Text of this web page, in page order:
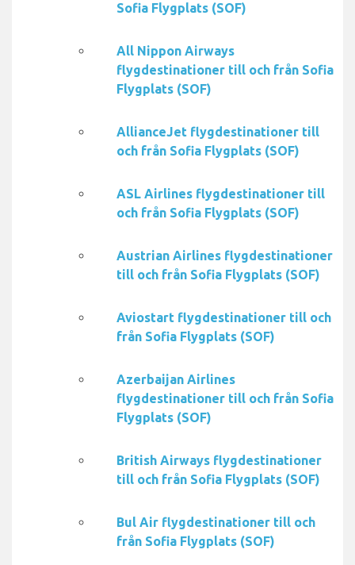
Sofia Flygplats (SOF)
All Nippon Airways
flygdestinationer till och från Sofia
Flygplats (SOF)
AllianceJet flygdestinationer till
och från Sofia Flygplats (SOF)
ASL Airlines flygdestinationer till
och från Sofia Flygplats (SOF)
Austrian Airlines flygdestinationer
till och från Sofia Flygplats (SOF)
Aviostart flygdestinationer till och
från Sofia Flygplats (SOF)
Azerbaijan Airlines
flygdestinationer till och från Sofia
Flygplats (SOF)
British Airways flygdestinationer
till och från Sofia Flygplats (SOF)
Bul Air flygdestinationer till och
från Sofia Flygplats (SOF)